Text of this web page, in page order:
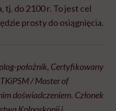
tj. do 2100 r. To jest cel
prosty do osiągnięcia.
położnik, Certyfikowany
/ Master of
doświadczeniem. Członek
Kolposkopii i